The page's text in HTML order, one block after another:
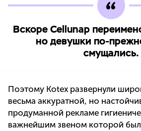
Вскоре Cellunap
но девушки по-
смущались.
Поэтому Kotex развернули
весьма аккуратной, но
продуманной рекламе
важнейшим звеном которой